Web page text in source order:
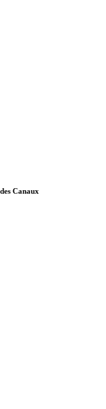
Canaux